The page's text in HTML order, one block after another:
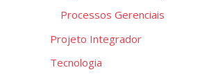
Processos Gerenciais
Projeto Integrador
Tecnologia